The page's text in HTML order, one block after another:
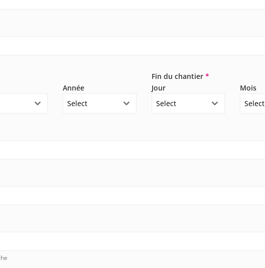
Année
Select
Fin du chantier *
Jour
Select
Mois
Select